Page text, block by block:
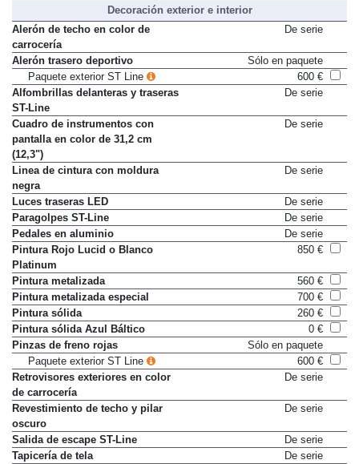
Decoración exterior e interior
Alerón de techo en color de
carrocería
De serie
Alerón trasero deportivo
Sólo en paquete
Paquete exterior ST Line
600 €
Alfombrillas delanteras y traseras
ST-Line
De serie
Cuadro de instrumentos con
pantalla en color de 31,2 cm
(12,3")
De serie
Linea de cintura con moldura
negra
De serie
Luces traseras LED
De serie
Paragolpes ST-Line
De serie
Pedales en aluminio
De serie
Pintura Rojo Lucid o Blanco
Platinum
850 €
Pintura metalizada
560 €
Pintura metalizada especial
700 €
Pintura sólida
260 €
Pintura sólida Azul Báltico
0 €
Pinzas de freno rojas
Sólo en paquete
Paquete exterior ST Line
600 €
Retrovisores exteriores en color
de carrocería
De serie
Revestimiento de techo y pilar
oscuro
De serie
Salida de escape ST-Line
De serie
Tapicería de tela
De serie